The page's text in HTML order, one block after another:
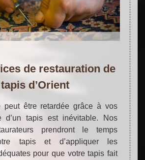
de restauration de
tapis d’Orient
peut être retardée grâce à vos
d’un tapis est inévitable. Nos
prendront le temps
tapis et d’appliquer les
pour que votre tapis fait